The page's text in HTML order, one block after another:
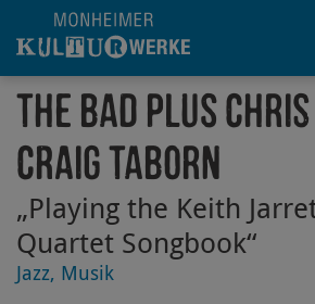
Hauptregion der Seite anspringen
The Bad Plus
Craig Taborn
„Playing the Keith
Quartet Songbook“
Jazz, Musik